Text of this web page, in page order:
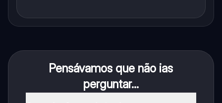
Pensávamos que não ias
perguntar...